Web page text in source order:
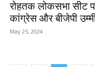
रोहतक लोकसभा सीट
कांग्रेस और बीजेपी
May 25, 2024